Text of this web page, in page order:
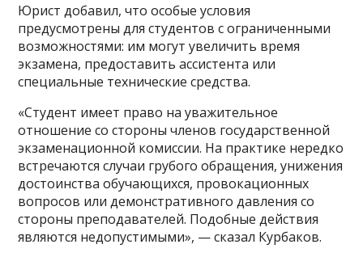
Юрист добавил, что особые условия
предусмотрены для студентов с ограниченными
возможностями: им могут увеличить время
экзамена, предоставить ассистента или
специальные технические средства.
«Студент имеет право на уважительное
отношение со стороны членов государственной
экзаменационной комиссии. На практике нередко
встречаются случаи грубого обращения, унижения
достоинства обучающихся, провокационных
вопросов или демонстративного давления со
стороны преподавателей. Подобные действия
являются недопустимыми», — сказал Курбаков.